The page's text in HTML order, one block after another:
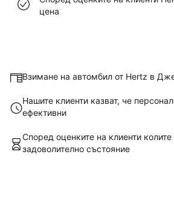
цена
Взимане на автомбил от Hertz в
Нашите клиенти казват, че
ефективни
Според оценките на клиенти
задоволително състояние